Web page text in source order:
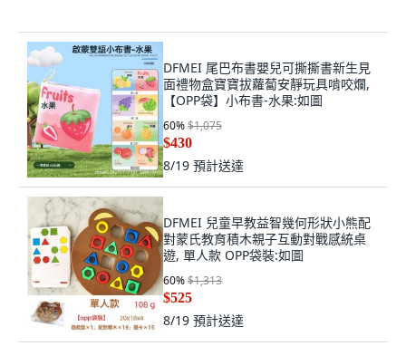
DFMEI 尾巴布書嬰兒可撕撕書新生見
面禮物盒寶寶拔蘿蔔安靜玩具啃咬爛,
【OPP袋】小布書-水果:如圖
60%$1,075
$430
8/19 預計送達
DFMEI 兒童早教益智幾何形狀小熊配
對蒙氏教育積木親子互動對戰感統桌
遊, 單人款 OPP袋裝:如圖
60%$1,313
$525
8/19 預計送達